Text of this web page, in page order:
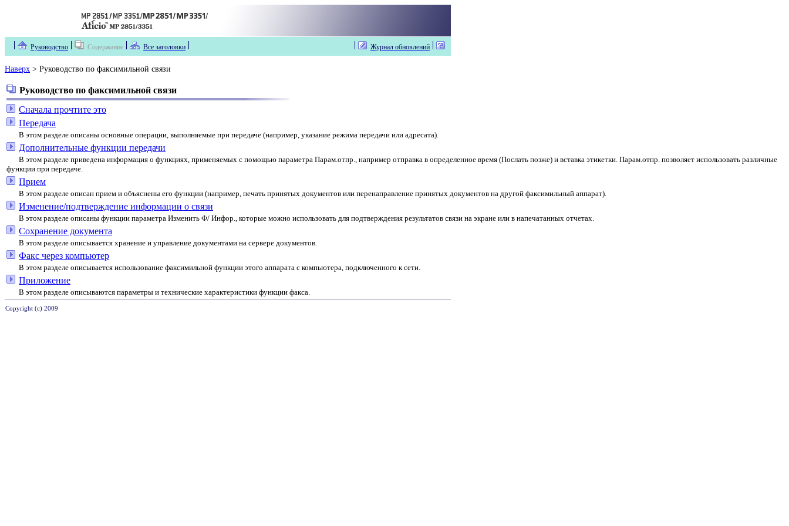
Руководство Содержание Все заголовки Журнал обновлений
Наверх > Руководство по факсимильной связи
Руководство по факсимильной связи
Сначала прочтите это
Передача
В этом разделе описаны основные операции, выполняемые при передаче (например, указание режима передачи или адресата).
Дополнительные функции передачи
В этом разделе приведена информация о функциях, применяемых с помощью параметра Парам.отпр., например отправка в определенное время (Послать позже) и вставка этикетки. Парам.отпр. позволяет использовать различные
функции при передаче.
Прием
В этом разделе описан прием и объяснены его функции (например, печать принятых документов или перенаправление принятых документов на другой факсимильный аппарат).
Изменение/подтверждение информации о связи
В этом разделе описаны функции параметра Изменить Ф/ Инфор., которые можно использовать для подтверждения результатов связи на экране или в напечатанных отчетах.
Сохранение документа
В этом разделе описывается хранение и управление документами на сервере документов.
Факс через компьютер
В этом разделе описывается использование факсимильной функции этого аппарата с компьютера, подключенного к сети.
Приложение
В этом разделе описываются параметры и технические характеристики функции факса.
Copyright (c) 2009